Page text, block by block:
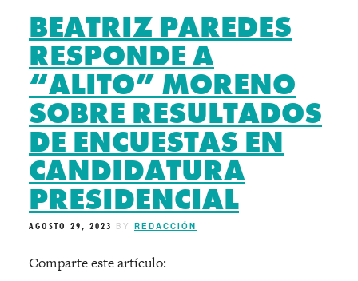
BEATRIZ PAREDES
RESPONDE A
“ALITO” MORENO
SOBRE RESULTADOS
DE ENCUESTAS EN
CANDIDATURA
PRESIDENCIAL
AGOSTO 29, 2023 BY REDACCIÓN
Comparte este artículo: